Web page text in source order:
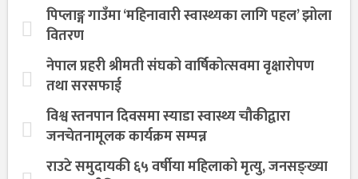
पिप्लाङ्ग गाउँमा ‘महिनावारी स्वास्थ्यका लागि पहल’ झोला
वितरण
नेपाल प्रहरी श्रीमती संघको वार्षिकोत्सवमा वृक्षारोपण
तथा सरसफाई
विश्व स्तनपान दिवसमा स्याडा स्वास्थ्य चौकीद्वारा
जनचेतनामूलक कार्यक्रम सम्पन्न
राउटे समुदायकी ६५ वर्षीया महिलाको मृत्यु, जनसङ्ख्या